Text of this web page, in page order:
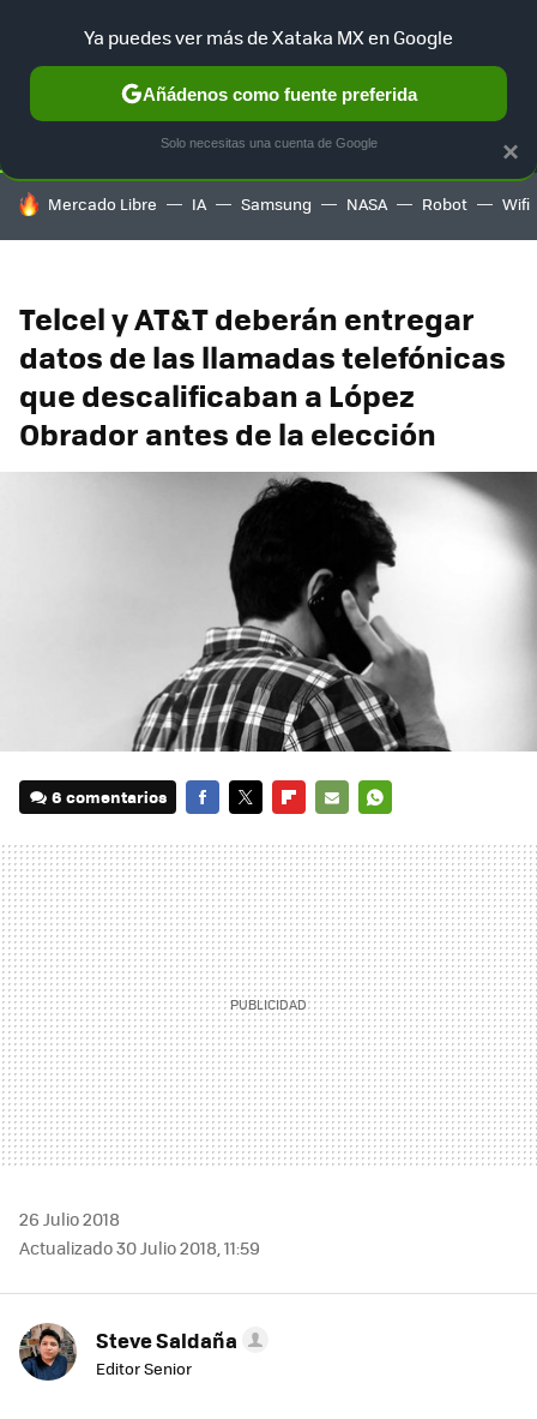
SELECCIÓN GAMING HOME AUTO TERRITORIO
HOY SE HABLA DE
Mercado Libre IA Samsung NASA Robot Wifi
Telcel y AT&T deberán entregar
datos de las llamadas telefónicas
que descalificaban a López
Obrador antes de la elección
6 comentarios
MAIL
26 Julio 2018
Actualizado 30 Julio 2018, 11:59
Steve Saldaña
Editor Senior
×
Ya puedes ver más de Xataka MX en Google
Añádenos como fuente preferida
Solo necesitas una cuenta de Google